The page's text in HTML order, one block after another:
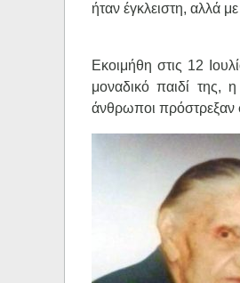
ήταν έγκλειστη, αλλά
Εκοιμήθη στις 12
μοναδικό παιδί της,
άνθρωποι πρόστρεξαν